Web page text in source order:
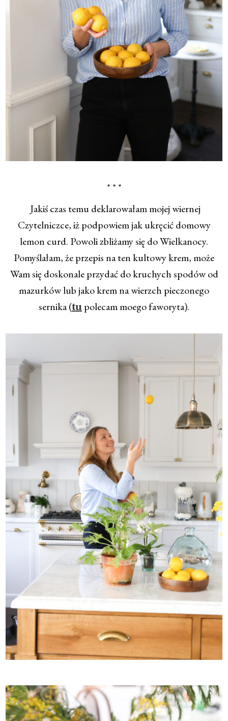
* * *
Jakiś czas temu deklarowałam mojej wiernej
Czytelniczce, iż podpowiem jak ukręcić domowy
lemon curd. Powoli zbliżamy się do Wielkanocy.
Pomyślałam, że przepis na ten kultowy krem, może
Wam się doskonale przydać do kruchych spodów od
mazurków lub jako krem na wierzch pieczonego
sernika (tu polecam moego faworyta).